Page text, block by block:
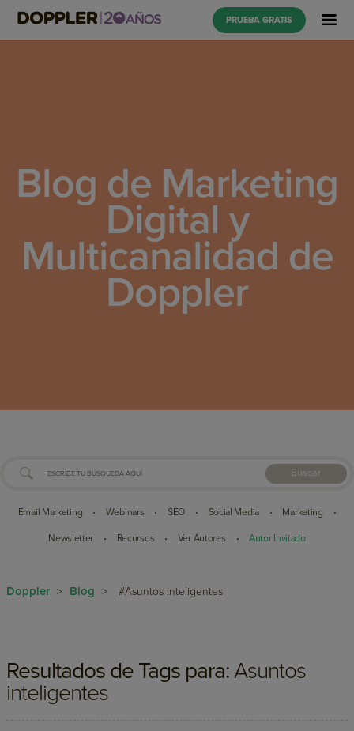
PRUEBA GRATIS
Blog de Marketing
Digital y
Multicanalidad de
Doppler
Buscar
Email Marketing • Webinars • SEO • Social Media • Marketing •
Newsletter • Recursos • Ver Autores • Autor Invitado
Doppler > Blog > #Asuntos inteligentes
Resultados de Tags para:Asuntos
inteligentes